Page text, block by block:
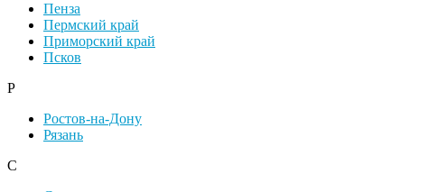
Пенза
Пермский край
Приморский край
Псков
Р
Ростов-на-Дону
Рязань
С